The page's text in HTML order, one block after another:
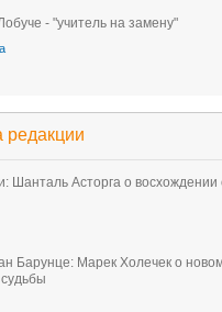
- "учитель на замену"
редакции
Шанталь Асторга о
Барунце: Марек Холечек о